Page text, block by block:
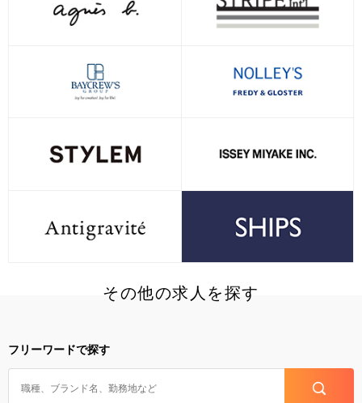
その他の求人を探す
フリーワードで探す